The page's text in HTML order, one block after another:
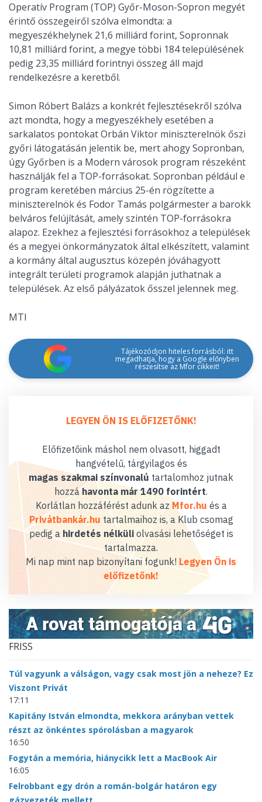
Operatív Program (TOP) Győr-Moson-Sopron megyét
érintő összegeiről szólva elmondta: a
megyeszékhelynek 21,6 milliárd forint, Sopronnak
10,81 milliárd forint, a megye többi 184 településének
pedig 23,35 milliárd forintnyi összeg áll majd
rendelkezésre a keretből.
Simon Róbert Balázs a konkrét fejlesztésekről szólva
azt mondta, hogy a megyeszékhely esetében a
sarkalatos pontokat Orbán Viktor miniszterelnök őszi
győri látogatásán jelentik be, mert ahogy Sopronban,
úgy Győrben is a Modern városok program részeként
használják fel a TOP-forrásokat. Sopronban például e
program keretében március 25-én rögzítette a
miniszterelnök és Fodor Tamás polgármester a barokk
belváros felújítását, amely szintén TOP-forrásokra
alapoz. Ezekhez a fejlesztési forrásokhoz a települések
és a megyei önkormányzatok által elkészített, valamint
a kormány által augusztus közepén jóváhagyott
integrált területi programok alapján juthatnak a
települések. Az első pályázatok ősszel jelennek meg.
MTI
Tájékozódjon hiteles forrásból: itt
megadhatja, hogy a Google előnyben
részesítse az Mfor cikkeit!
LEGYEN ÖN IS ELŐFIZETŐNK!
Előfizetőink máshol nem olvasott, higgadt
hangvételű, tárgyilagos és
magas szakmai színvonalú tartalomhoz jutnak
hozzáhavonta már 1490 forintért.
Korlátlan hozzáférést adunk az Mfor.hu és a
Privátbankár.hu tartalmaihoz is, a Klub csomag
pedig a hirdetés nélküliolvasási lehetőséget is
tartalmazza.
Mi nap mint nap bizonyítani fogunk! Legyen Ön is
előfizetőnk!
FRISS
Túl vagyunk a válságon, vagy csak most jön a neheze? Ez
Viszont Privát
17:11
Kapitány István elmondta, mekkora arányban vettek
részt az önkéntes spórolásban a magyarok
16:50
Fogytán a memória, hiánycikk lett a MacBook Air
16:05
Felrobbant egy drón a román-bolgár határon egy